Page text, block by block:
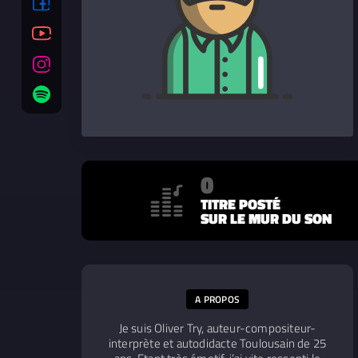
0
TITRE POSTÉ
SUR LE MUR DU SON
A PROPOS
Je suis Oliver Try, auteur-compositeur-
interprète et autodidacte Toulousain de 25